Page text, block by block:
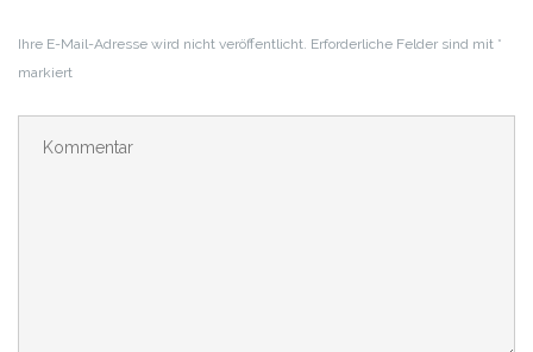
Ihre E-Mail-Adresse wird nicht veröffentlicht. Erforderliche Felder sind mit *
markiert